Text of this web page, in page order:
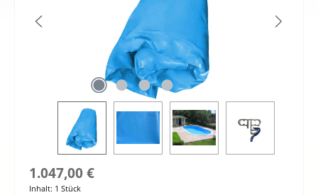
Regulärer Preis:
1.047,00 €
Inhalt: 1 Stück